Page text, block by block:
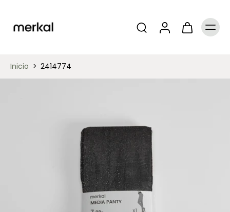
Inicio > 2414774